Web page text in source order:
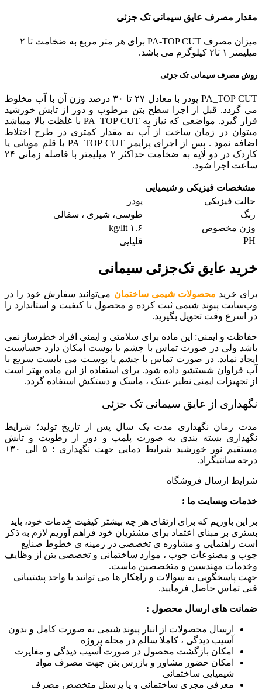
مقدار مصرف عایق سیمانی تک جزئی
میزان مصرف PA-TOP CUT برای هر متر مربع به ضخامت تا ۲
میلیمتر ۱ تا۲ کیلوگرم می باشد.
روش مصرف سیمانی تک جزئی
PA_TOP CUT پودر با معادل ۲۷ تا ۳۰ درصد وزن آن با آب مخلوط
می گردد. قبل از اجرا سطح بتن مرطوب و دور از تابش خورشید
قرار گیرد. مواضعی که نیاز به PA_TOP CUT با غلظت بالا میباشد
میتوان در زمان ساخت از آب به مقدار کمتری در طرح اختلاط
اضافه نمود . پس از اجرای پرایمر PA_TOP CUT با قلم مویاتی یا
کاردک در دو لایه به ضخامت حداکثر ۲ میلیمتر با فاصله زمانی ۲۴
ساعت اجرا شود.
مشخصات فیزیکی و شیمیایی
حالت فیزیکی
پودر
رنگ
طوسی، شیری ، سفالی
وزن مخصوص
kg/lit ۱.۶
PH
قلیایی
خرید عایق تک‌جزئی سیمانی
برای خرید محصولات شیمی ساختمان می‌توانید سفارش خود را در
وب‌سایت پیوند شیمی ثبت کرده و محصول با کیفیت و استاندارد را
در اسرع وقت تحویل بگیرید.
حفاظت و ایمنی: این ماده برای سلامتی و ایمنی افراد خطرساز نمی
باشد ولی در صورت تماس با چشم یا پوست امکان دارد حساسیت
ایجاد نماید. در صورت تماس با چشم یا پوسـت می بایست سریع با
آب فراوان شستشو داده شود. برای استفاده از این ماده بهتر است
از تجهیزات ایمنی نظیر عینک ، ماسک و دستکش استفاده گردد.
نگهداری از عایق سیمانی تک جزئی
مدت زمان نگهداری مدت یک سال پس از تاریخ تولید؛ شرایط
نگهداری بسته بندی به صورت پلمپ و دور از رطوبت و تابش
مستقیم نور خورشید شرایط دمایی جهت نگهداری : ۵ الی ۳۰+
درجه سانتیگراد.
شرایط ارسال فروشگاه
خدمات وبسایت ما :
بر این باوریم که برای ارتقای هر چه بیشتر کیفیت خدمات خود، باید
بستری بر مبنای اعتماد برای مشتریان خود فراهم آوریم لازم به ذکر
است راهنمایی و مشاوره ی تخصصی در زمینه ی خطوط صنایع
چوب و مصنوعات چوب ، موارد ساختمانی و تخصصی بتن از وظایف
وخدمات مهندسین و متخصصین ماست.
جهت پاسخگویی به سوالات و راهکار ها می توانید با واحد پشتیبانی
فنی تماس حاصل فرمایید.
ضمانت های ارسال محصول :
ارسال محصولات از انبار پیوند شیمی به صورت کامل و بدون
آسیب دیدگی ، کاملا سالم در محله پروژه
امکان بازگشت محصول در صورت آسیب دیدگی و مغایرت
امکان حضور مشاور و بازرس بتن جهت مصرف مواد
شیمیایی ساختمانی
معرفی مجری ساختمانی و یا پرسنل متخصص مصرف